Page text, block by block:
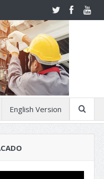
English Version